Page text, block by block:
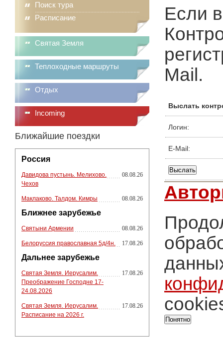
Поиск тура
Расписание
Святая Земля
Теплоходные маршруты
Отдых
Incoming
Ближайшие поездки
Россия
Давидова пустынь. Мелихово.
Чехов
08.08.26
Маклаково. Талдом. Кимры 08.08.26
Ближнее зарубежье
Святыни Армении 08.08.26
Белоруссия православная 5д/4н. 17.08.26
Дальнее зарубежье
Святая Земля. Иерусалим.
Преображение Господне 17-
24.08.2026
17.08.26
Святая Земля. Иерусалим.
Расписание на 2026 г.
17.08.26
Если
Mail.
Выслать
Логин:
E-Mail:
Понятно